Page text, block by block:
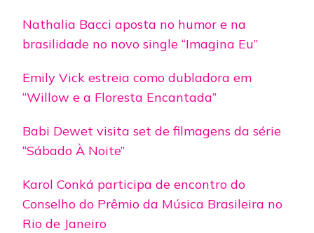
Nathalia Bacci aposta no humor e na
brasilidade no novo single “Imagina Eu”
Emily Vick estreia como dubladora em
“Willow e a Floresta Encantada”
Babi Dewet visita set de filmagens da série
“Sábado À Noite”
Karol Conká participa de encontro do
Conselho do Prêmio da Música Brasileira no
Rio de Janeiro